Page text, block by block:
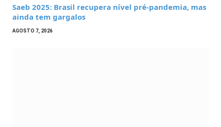
Saeb 2025: Brasil recupera nível pré-pandemia, mas
ainda tem gargalos
AGOSTO 7, 2026